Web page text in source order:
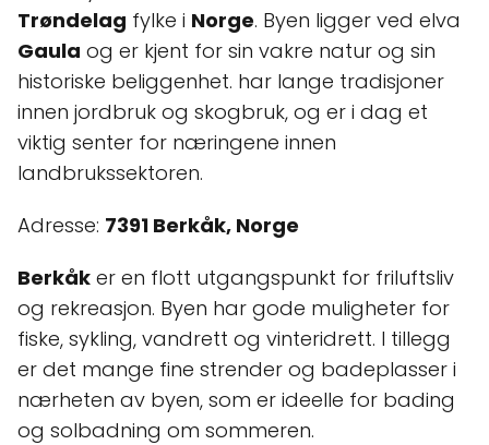
Trøndelag fylke i Norge. Byen ligger ved elva
Gaula og er kjent for sin vakre natur og sin
historiske beliggenhet. har lange tradisjoner
innen jordbruk og skogbruk, og er i dag et
viktig senter for næringene innen
landbrukssektoren.
Adresse: 7391 Berkåk, Norge
Berkåk er en flott utgangspunkt for friluftsliv
og rekreasjon. Byen har gode muligheter for
fiske, sykling, vandrett og vinteridrett. I tillegg
er det mange fine strender og badeplasser i
nærheten av byen, som er ideelle for bading
og solbadning om sommeren.